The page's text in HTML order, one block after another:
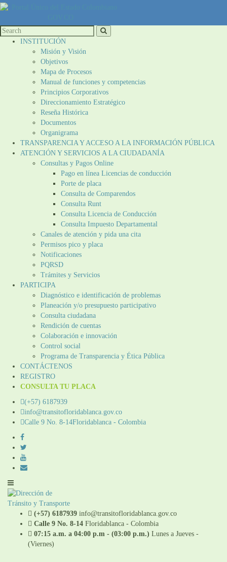
INSTITUCIÓN
Misión y Visión
Objetivos
Mapa de Procesos
Manual de funciones y competencias
Principios Corporativos
Direccionamiento Estratégico
Reseña Histórica
Documentos
Organigrama
TRANSPARENCIA Y ACCESO A LA INFORMACIÓN PÚBLICA
ATENCIÓN Y SERVICIOS A LA CIUDADANÍA
Consultas y Pagos Online
Pago en línea Licencias de conducción
Porte de placa
Consulta de Comparendos
Consulta Runt
Consulta Licencia de Conducción
Consulta Impuesto Departamental
Canales de atención y pida una cita
Permisos pico y placa
Notificaciones
PQRSD
Trámites y Servicios
PARTICIPA
Diagnóstico e identificación de problemas
Planeación y/o presupuesto participativo​
Consulta ciudadana
Rendición de cuentas
Colaboración e innovación
Control social
Programa de Transparencia y Ética Pública
CONTÁCTENOS
REGISTRO
CONSULTA TU PLACA
(+57) 6187939
info@transitofloridablanca.gov.co
Calle 9 No. 8-14Floridablanca - Colombia
(+57) 6187939 info@transitofloridablanca.gov.co
Calle 9 No. 8-14 Floridablanca - Colombia
07:15 a.m. a 04:00 p.m - (03:00 p.m.) Lunes a Jueves -
(Viernes)